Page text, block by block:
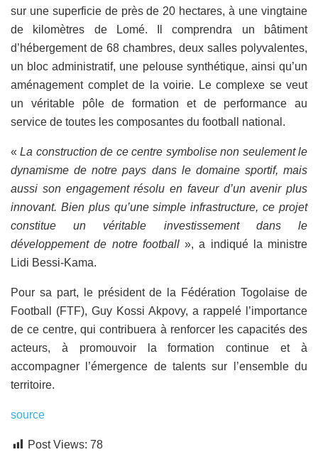
sur une superficie de près de 20 hectares, à une vingtaine
de kilomètres de Lomé. Il comprendra un bâtiment
d’hébergement de 68 chambres, deux salles polyvalentes,
un bloc administratif, une pelouse synthétique, ainsi qu’un
aménagement complet de la voirie. Le complexe se veut
un véritable pôle de formation et de performance au
service de toutes les composantes du football national.
« La construction de ce centre symbolise non seulement le
dynamisme de notre pays dans le domaine sportif, mais
aussi son engagement résolu en faveur d’un avenir plus
innovant. Bien plus qu’une simple infrastructure, ce projet
constitue un véritable investissement dans le
développement de notre football », a indiqué la ministre
Lidi Bessi-Kama.
Pour sa part, le président de la Fédération Togolaise de
Football (FTF), Guy Kossi Akpovy, a rappelé l’importance
de ce centre, qui contribuera à renforcer les capacités des
acteurs, à promouvoir la formation continue et à
accompagner l’émergence de talents sur l’ensemble du
territoire.
source
Post Views: 78